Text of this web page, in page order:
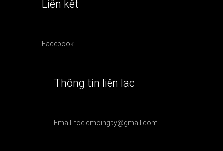
Liên kết
Facebook
Thông tin liên lạc
Email: toeicmoingay@gmail.com